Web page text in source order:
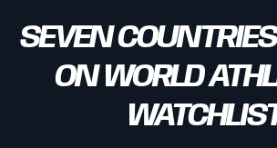
SEVEN
ON WORLD